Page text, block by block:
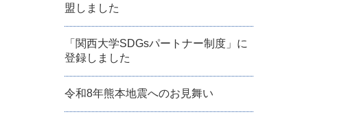
盟しました
「関西大学SDGsパートナー制度」に
登録しました
令和8年熊本地震へのお見舞い